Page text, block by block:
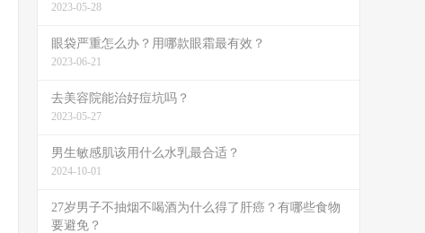
2023-05-28
眼袋严重怎么办？用哪款眼霜最有效？
2023-06-21
去美容院能治好痘坑吗？
2023-05-27
男生敏感肌该用什么水乳最合适？
2024-10-01
27岁男子不抽烟不喝酒为什么得了肝癌？有哪些食物
要避免？